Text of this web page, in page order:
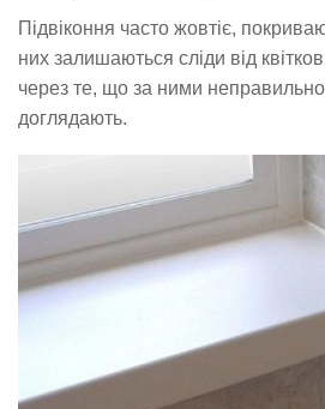
Підвіконня часто жовтіє,
них залишаються сліди від
через те, що за ними
доглядають.